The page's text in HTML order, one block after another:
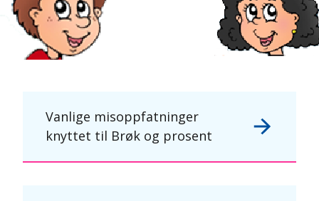
Vanlige misoppfatninger
knyttet til Brøk og prosent